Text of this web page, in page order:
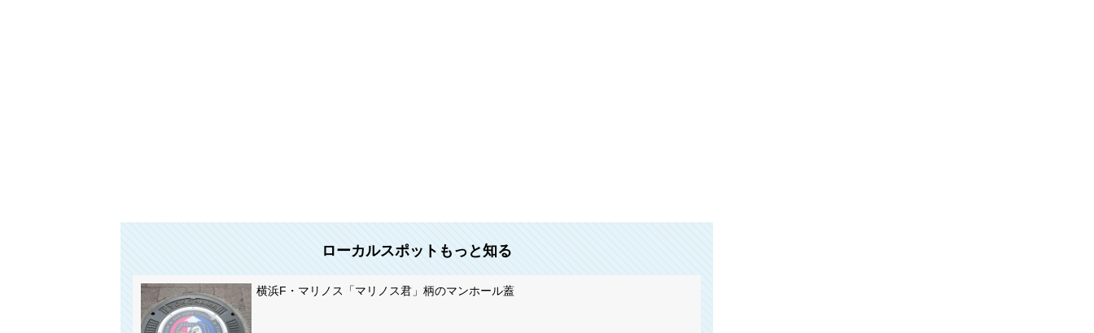
ローカルスポットもっと知る
横浜F・マリノス「マリノス君」柄のマンホール蓋